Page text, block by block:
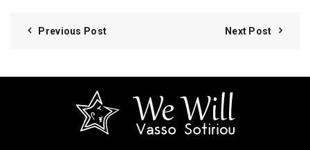
Previous Post Next Post